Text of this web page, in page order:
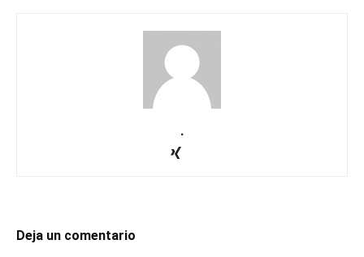
.
Deja un comentario